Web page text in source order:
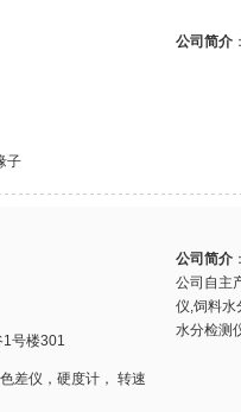
子
公司简介
1号楼301
差仪，硬度计， 转速
公司简介
公司自主
仪,饲料水
水分检测